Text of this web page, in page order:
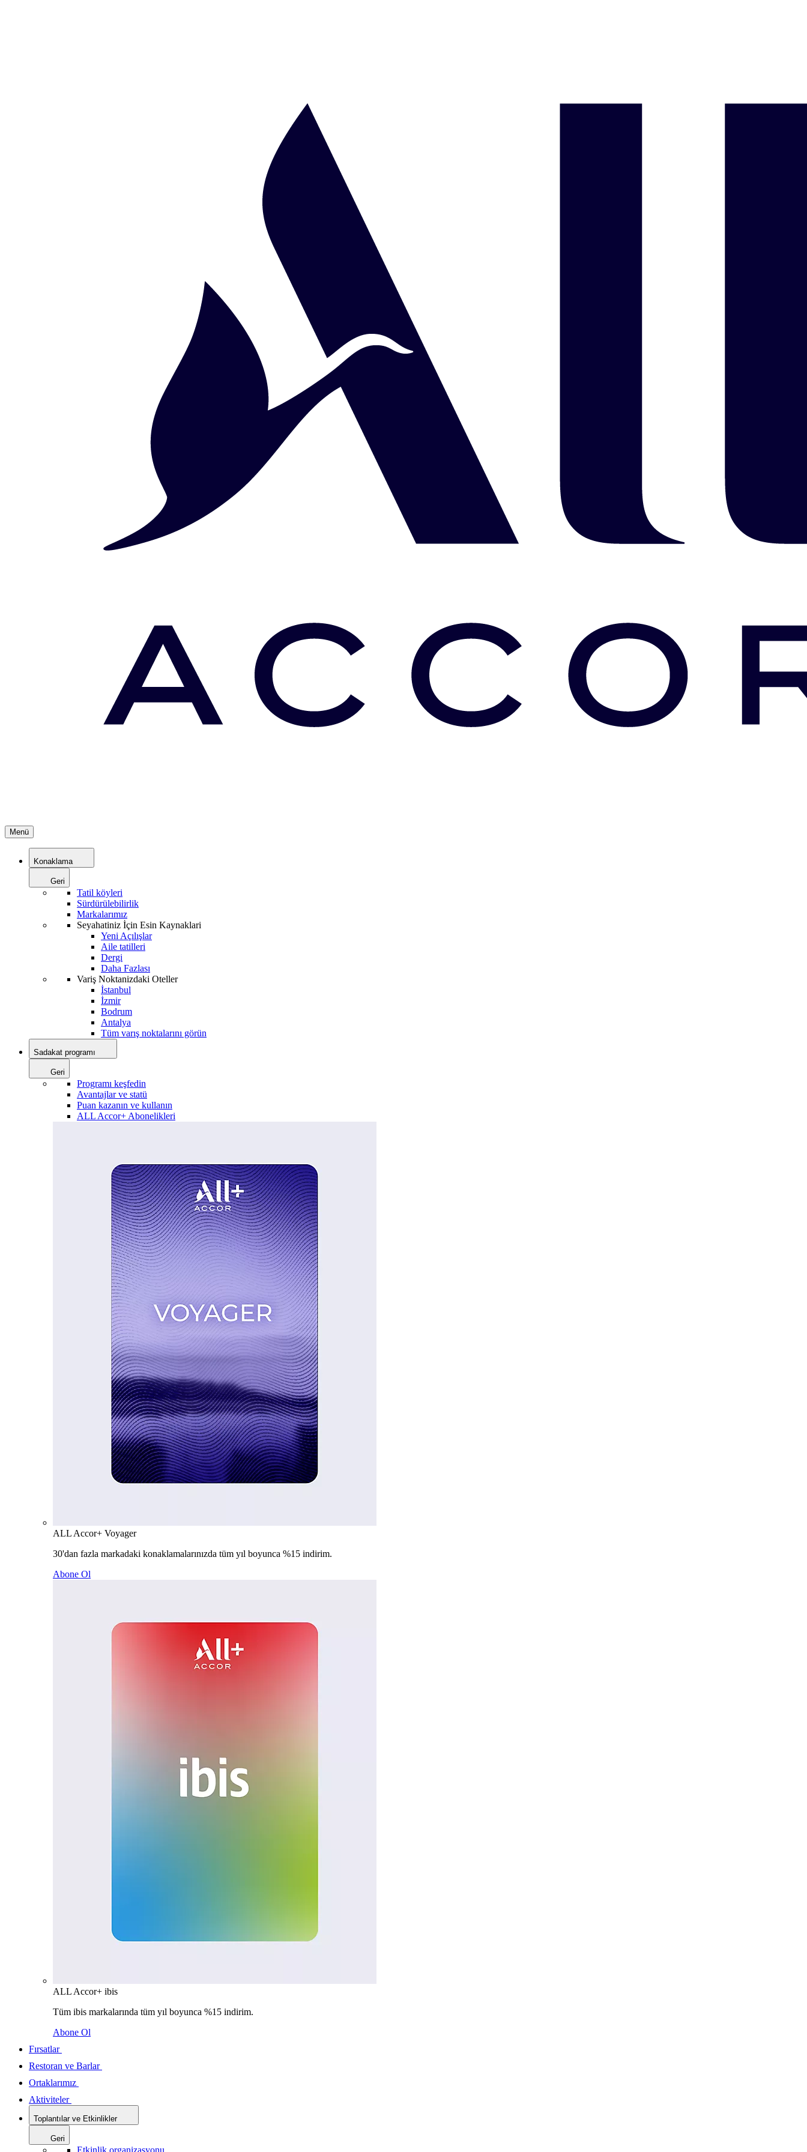
Menü
Konaklama
Geri
Tatil köyleri
Sürdürülebilirlik
Markalarımız
Seyahatiniz İçin Esin Kaynaklari
Yeni Açılışlar
Aile tatilleri
Dergi
Daha Fazlası
Variş Noktanizdaki Oteller
İstanbul
İzmir
Bodrum
Antalya
Tüm varış noktalarını görün
Sadakat programı
Geri
Programı keşfedin
Avantajlar ve statü
Puan kazanın ve kullanın
ALL Accor+ Abonelikleri
ALL Accor+ Voyager
30'dan fazla markadaki konaklamalarınızda tüm yıl boyunca %15 indirim.
Abone Ol
ALL Accor+ ibis
Tüm ibis markalarında tüm yıl boyunca %15 indirim.
Abone Ol
Fırsatlar
Restoran ve Barlar
Ortaklarımız
Aktiviteler
Toplantılar ve Etkinlikler
Geri
Etkinlik organizasyonu